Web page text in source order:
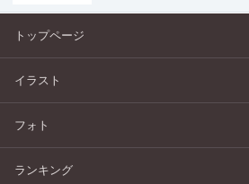
トップページ
イラスト
フォト
ランキング